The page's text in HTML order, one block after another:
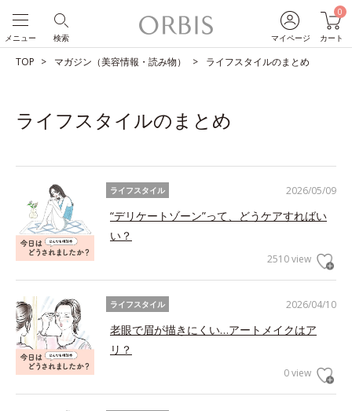
マイページ
0
カート
検索
メニュー
TOP マガジン（美容情報・読み物） ライフスタイルのまとめ
ライフスタイルのまとめ
2026/05/09
ライフスタイル
“デリケートゾーン”って、どうケアすればい
い？
2510 view
2026/04/10
ライフスタイル
老眼で眉が描きにくい…アートメイクはア
リ？
0 view